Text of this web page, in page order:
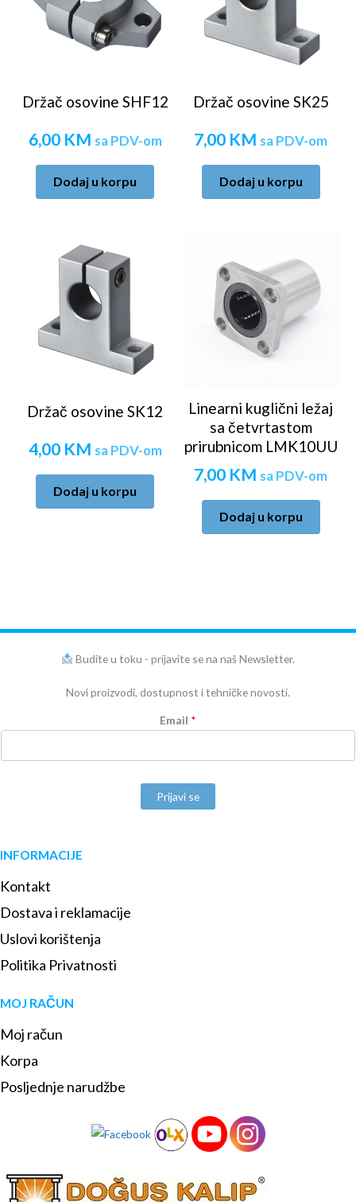
Držač osovine SHF12
6,00 KM sa PDV-om
Dodaj u korpu
Držač osovine SK25
7,00 KM sa PDV-om
Dodaj u korpu
Držač osovine SK12
4,00 KM sa PDV-om
Dodaj u korpu
Linearni kuglični ležaj
sa četvrtastom
prirubnicom LMK10UU
7,00 KM sa PDV-om
Dodaj u korpu
Budite u toku - prijavite se na naš Newsletter.
Novi proizvodi, dostupnost i tehničke novosti.
Email *
Prijavi se
INFORMACIJE
Kontakt
Dostava i reklamacije
Uslovi korištenja
Politika Privatnosti
MOJ RAČUN
Moj račun
Korpa
Posljednje narudžbe